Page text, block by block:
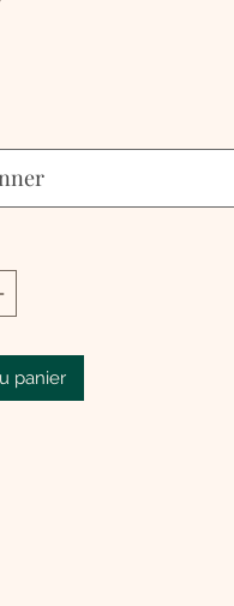
panier